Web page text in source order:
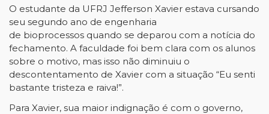
O estudante da UFRJ Jefferson Xavier estava cursando
seu segundo ano de engenharia
de bioprocessos quando se deparou com a notícia do
fechamento. A faculdade foi bem clara com os alunos
sobre o motivo, mas isso não diminuiu o
descontentamento de Xavier com a situação “Eu senti
bastante tristeza e raiva!”.
Para Xavier, sua maior indignação é com o governo,